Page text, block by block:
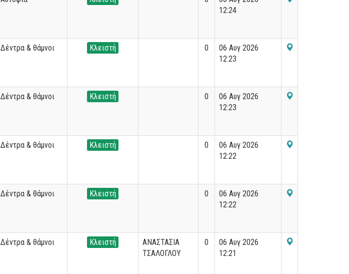
12:24
Δέντρα & θάμνοι Κλειστή 0
06 Αυγ 2026
12:23
Δέντρα & θάμνοι Κλειστή 0
06 Αυγ 2026
12:23
Δέντρα & θάμνοι Κλειστή 0
06 Αυγ 2026
12:22
Δέντρα & θάμνοι Κλειστή 0
06 Αυγ 2026
12:22
Δέντρα & θάμνοι Κλειστή
ΑΝΑΣΤΑΣΙΑ
ΤΣΑΛΟΓΛΟΥ
0
06 Αυγ 2026
12:21